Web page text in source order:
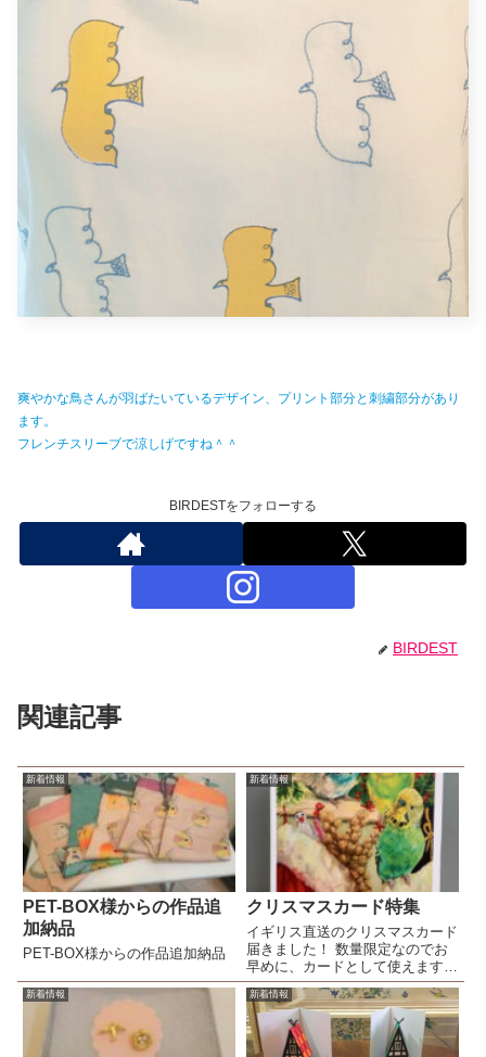
爽やかな鳥さんが羽ばたいているデザイン、プリント部分と刺繍部分があり
ます。
フレンチスリーブで涼しげですね＾＾
BIRDESTをフォローする
BIRDEST
関連記事
新着情報
PET-BOX様からの作品追
加納品
PET-BOX様からの作品追加納品
新着情報
クリスマスカード特集
イギリス直送のクリスマスカード
届きました！ 数量限定なのでお
早めに、カードとして使えますが
額に入れて飾ってもステキです＾
＾
新着情報 新着情報